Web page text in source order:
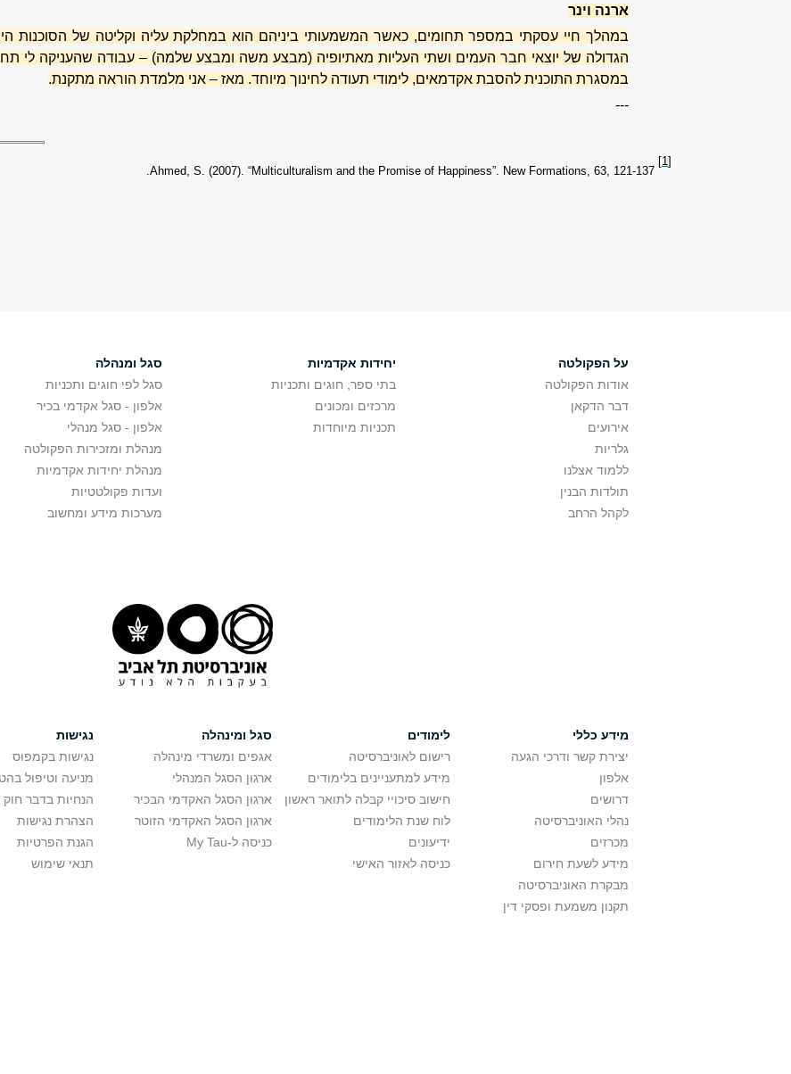
ארנה וינר
הגדולה של יוצאי חבר העמים ושתי העליות מאתיופיה (מבצע משה ומבצע שלמה) – עבודה שהעניקה לי
במסגרת התוכנית להסבת אקדמאים, לימודי תעודה לחינוך מיוחד. מאז – אני מלמדת הוראה מתקנת.
---
[1]
Ahmed, S. (2007). “Multiculturalism and the Promise of Happiness”. New Formations, 63, 121-137.
על הפקולטה
אודות הפקולטה
דבר הדקאן
אירועים
גלריות
ללמוד אצלנו
תולדות הבנין
לקהל הרחב
יחידות אקדמיות
בתי ספר, חוגים ותכניות
מרכזים ומכונים
תכניות מיוחדות
סגל ומנהלה
סגל לפי חוגים ותכניות
אלפון - סגל אקדמי בכיר
אלפון - סגל מנהלי
מנהלת ומזכירות הפקולטה
מנהלת יחידות אקדמיות
ועדות פקולטטיות
מערכות מידע ומחשוב
מידע כללי
יצירת קשר ודרכי הגעה
אלפון
דרושים
נהלי האוניברסיטה
מכרזים
מידע לשעת חירום
מבקרת האוניברסיטה
תקנון משמעת ופסקי דין
לימודים
רישום לאוניברסיטה
מידע למתעניינים בלימודים
חישוב סיכויי קבלה לתואר ראשון
לוח שנת הלימודים
ידיעונים
כניסה לאזור האישי
סגל ומינהלה
אגפים ומשרדי מינהלה
ארגון הסגל המנהלי
ארגון הסגל האקדמי הבכיר
ארגון הסגל האקדמי הזוטר
כניסה ל-My Tau
נגישות
נגישות בקמפוס
מניעה וטיפול
הנחיות בדבר
הצהרת נגישות
הגנת הפרטיות
תנאי שימוש